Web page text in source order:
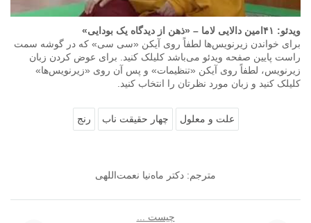
ویدئو: ۴١امین دالایی لاما – «ذهن از دیدگاه یک بودایی»
برای خواندن زیرنویس‌ها لطفاً روی آیکن «سی سی» که در گوشه سمت
راست پایین صفحه ویدئو می‌باشد کلیلک کنید. برای عوض کردن زبان
زیرنویس، لطفاً روی آیکن «تنظیمات» و پس آن روی «زیرنویس‌ها»
کلیلک کنید و زبان مورد نظرتان را انتخاب کنید.
علت و معلول چهار حقیقت ناب رنج
مترجم: دکتر ماه‌نیا نعمت‌اللهی
چیست ...